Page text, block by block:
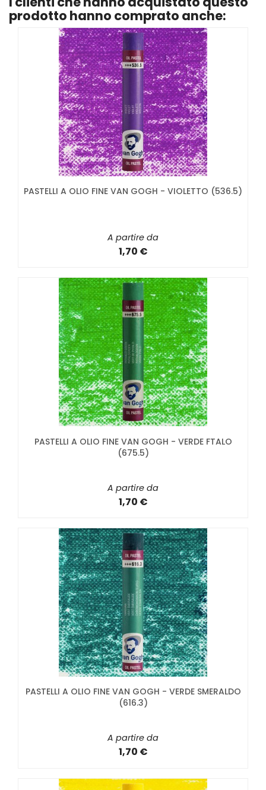
prodotto hanno comprato anche:
PASTELLI A OLIO FINE VAN GOGH - VIOLETTO (536.5)
A partire da
1,70 €
PASTELLI A OLIO FINE VAN GOGH - VERDE FTALO
(675.5)
A partire da
1,70 €
PASTELLI A OLIO FINE VAN GOGH - VERDE SMERALDO
(616.3)
A partire da
1,70 €